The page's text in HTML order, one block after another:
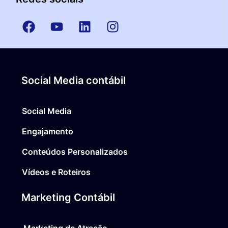
Social Media contábil
Social Media
Engajamento
Conteúdos Personalizados
Vídeos e Roteiros
Marketing Contábil